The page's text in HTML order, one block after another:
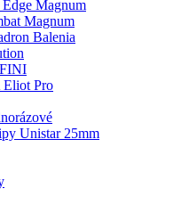
Edge Magnum
Magnum
Balenia
Pro
Unistar 25mm